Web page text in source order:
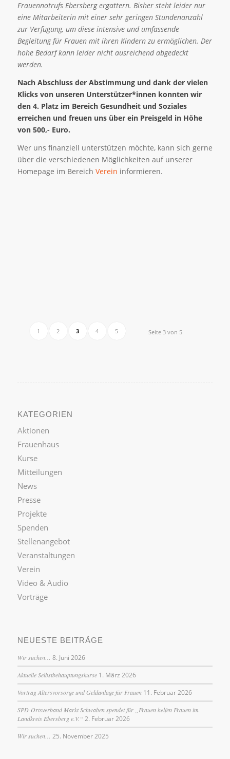
Frauennotrufs Ebersberg ergattern. Bisher steht leider nur
eine Mitarbeiterin mit einer sehr geringen Stundenanzahl
zur Verfügung, um diese intensive und umfassende
Begleitung für Frauen mit ihren Kindern zu ermöglichen. Der
hohe Bedarf kann leider nicht ausreichend abgedeckt
werden.
Nach Abschluss der Abstimmung und dank der vielen
Klicks von unseren Unterstützer*innen konnten wir
den 4. Platz im Bereich Gesundheit und Soziales
erreichen und freuen uns über ein Preisgeld in Höhe
von 500,- Euro.
Wer uns finanziell unterstützen möchte, kann sich gerne
über die verschiedenen Möglichkeiten auf unserer
Homepage im Bereich Verein informieren.
Seite 3 von 5
1 2 3 4 5
KATEGORIEN
Aktionen
Frauenhaus
Kurse
Mitteilungen
News
Presse
Projekte
Spenden
Stellenangebot
Veranstaltungen
Verein
Video & Audio
Vorträge
NEUESTE BEITRÄGE
Wir suchen… 8. Juni 2026
Aktuelle Selbstbehauptungskurse 1. März 2026
Vortrag Altersvorsorge und Geldanlage für Frauen 11. Februar 2026
SPD-Ortsverband Markt Schwaben spendet für „Frauen helfen Frauen im
Landkreis Ebersberg e.V.“ 2. Februar 2026
Wir suchen… 25. November 2025